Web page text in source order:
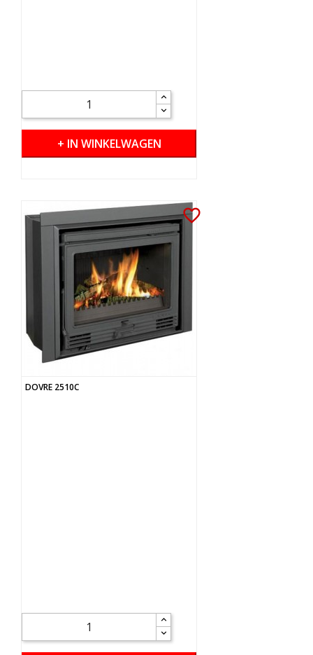
+ IN WINKELWAGEN
favorite_border
DOVRE 2510C